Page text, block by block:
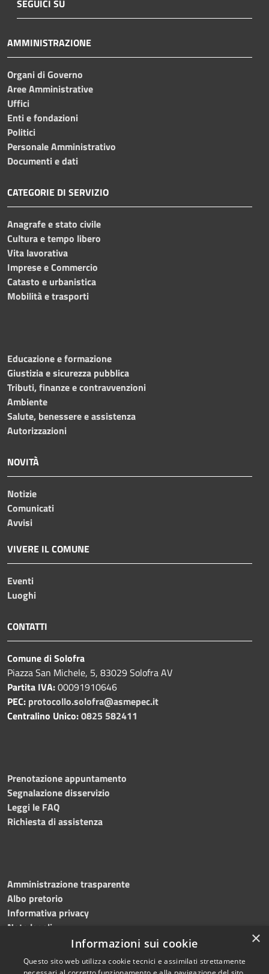
SEGUICI SU
AMMINISTRAZIONE
Organi di Governo
Aree Amministrative
Uffici
Enti e fondazioni
Politici
Personale Amministrativo
Documenti e dati
CATEGORIE DI SERVIZIO
Anagrafe e stato civile
Cultura e tempo libero
Vita lavorativa
Imprese e Commercio
Catasto e urbanistica
Mobilità e trasporti
Educazione e formazione
Giustizia e sicurezza pubblica
Tributi, finanze e contravvenzioni
Ambiente
Salute, benessere e assistenza
Autorizzazioni
NOVITÀ
Notizie
Comunicati
Avvisi
VIVERE IL COMUNE
Eventi
Luoghi
CONTATTI
Comune di Solofra
Piazza San Michele, 5, 83029 Solofra AV
Partita IVA:00091910646
PEC: protocollo.solofra@asmepec.it
Centralino Unico:0825 582411
Prenotazione appuntamento
Segnalazione disservizio
Leggi le FAQ
Richiesta di assistenza
Amministrazione trasparente
Albo pretorio
Informativa privacy
Note legali
Dichiarazione di accessibilità
×
Informazioni sui cookie
Questo sito web utilizza cookie tecnici e assimilati strettamente